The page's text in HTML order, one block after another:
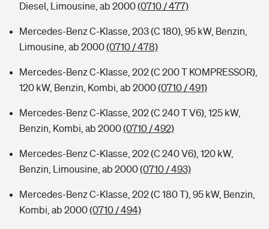
Diesel, Limousine, ab 2000(0710 / 477)
Mercedes-Benz C-Klasse, 203 (C 180), 95 kW, Benzin,
Limousine, ab 2000(0710 / 478)
Mercedes-Benz C-Klasse, 202 (C 200 T KOMPRESSOR),
120 kW, Benzin, Kombi, ab 2000(0710 / 491)
Mercedes-Benz C-Klasse, 202 (C 240 T V6), 125 kW,
Benzin, Kombi, ab 2000(0710 / 492)
Mercedes-Benz C-Klasse, 202 (C 240 V6), 120 kW,
Benzin, Limousine, ab 2000(0710 / 493)
Mercedes-Benz C-Klasse, 202 (C 180 T), 95 kW, Benzin,
Kombi, ab 2000(0710 / 494)